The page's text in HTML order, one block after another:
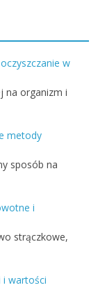
w
na organizm i
metody
sposób na
i
strączkowe,
i wartości